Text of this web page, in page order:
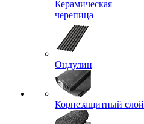
Керамическая
черепица
Ондулин
Корнезащитный слой